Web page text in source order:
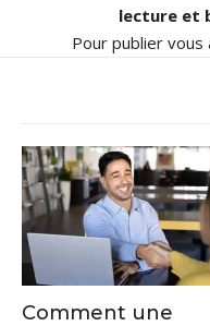
lecture et
Pour publier
Comment une